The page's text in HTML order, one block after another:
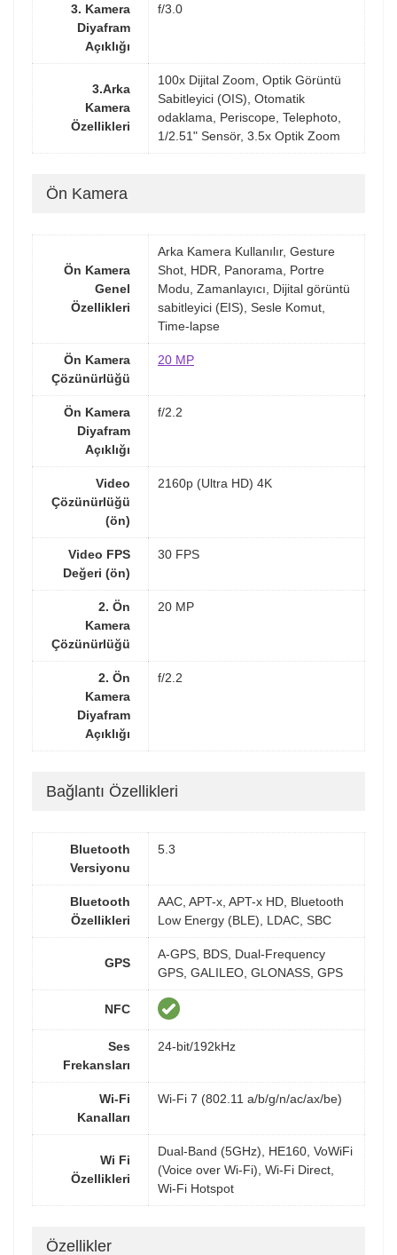
3. Kamera
Diyafram
Açıklığı
f/3.0
3.Arka
Kamera
Özellikleri
100x Dijital Zoom, Optik Görüntü
Sabitleyici (OIS), Otomatik
odaklama, Periscope, Telephoto,
1/2.51" Sensör, 3.5x Optik Zoom
Ön Kamera
Ön Kamera
Genel
Özellikleri
Arka Kamera Kullanılır, Gesture
Shot, HDR, Panorama, Portre
Modu, Zamanlayıcı, Dijital görüntü
sabitleyici (EIS), Sesle Komut,
Time-lapse
Ön Kamera
Çözünürlüğü
20 MP
Ön Kamera
Diyafram
Açıklığı
f/2.2
Video
Çözünürlüğü
(ön)
2160p (Ultra HD) 4K
Video FPS
Değeri (ön)
30 FPS
2. Ön
Kamera
Çözünürlüğü
20 MP
2. Ön
Kamera
Diyafram
Açıklığı
f/2.2
Bağlantı Özellikleri
Bluetooth
Versiyonu
5.3
Bluetooth
Özellikleri
AAC, APT-x, APT-x HD, Bluetooth
Low Energy (BLE), LDAC, SBC
GPS
A-GPS, BDS, Dual-Frequency
GPS, GALILEO, GLONASS, GPS
NFC
Ses
Frekansları
24-bit/192kHz
Wi-Fi
Kanalları
Wi-Fi 7 (802.11 a/b/g/n/ac/ax/be)
Wi Fi
Özellikleri
Dual-Band (5GHz), HE160, VoWiFi
(Voice over Wi-Fi), Wi-Fi Direct,
Wi-Fi Hotspot
Özellikler